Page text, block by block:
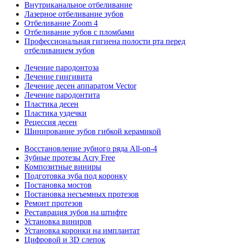
Внутриканальное отбеливание
Лазерное отбеливание зубов
Отбеливание Zoom 4
Отбеливание зубов с пломбами
Профессиональная гигиена полости рта перед
отбеливанием зубов
Лечение пародонтоза
Лечение гингивита
Лечение десен аппаратом Vector
Лечение пародонтита
Пластика десен
Пластика уздечки
Рецессия десен
Шинирование зубов гибкой керамикой
Восстановление зубного ряда All‑on‑4
Зубные протезы Acry Free
Композитные виниры
Подготовка зуба под коронку
Постановка мостов
Постановка несъемных протезов
Ремонт протезов
Реставрация зубов на штифте
Установка виниров
Установка коронки на имплантат
Цифровой и 3D слепок